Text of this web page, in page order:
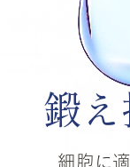
鍛
細胞に